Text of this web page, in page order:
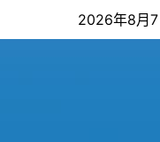
2026年8月